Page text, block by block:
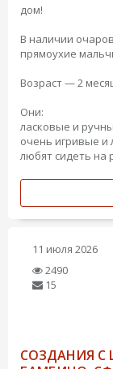
дом!
В наличии
прямоухие
Возраст — 2
Они:
ласковые и
очень игривые
любят сидеть на
11 июля 2026
2490
15
СОЗДАНИЯ С